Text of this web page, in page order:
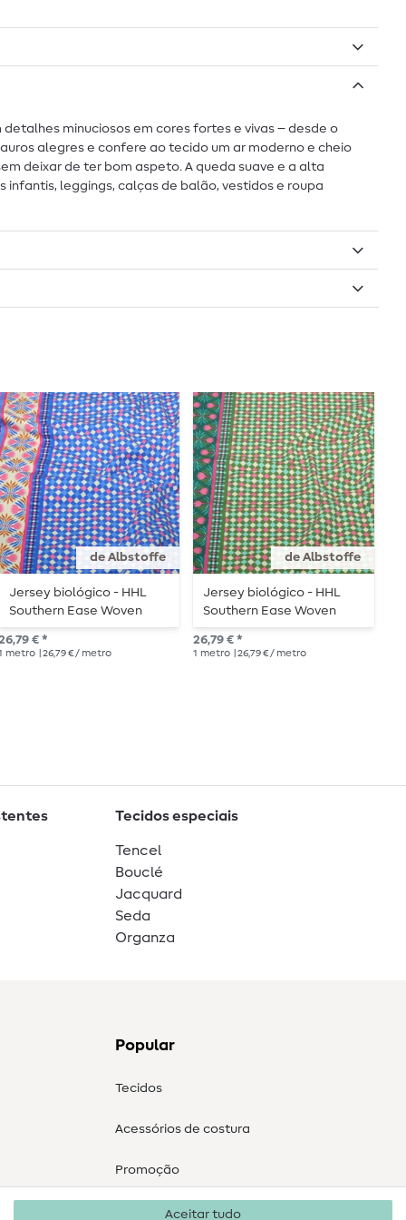
minuciosos em cores fortes e vivas – desde o
alegres e confere ao tecido um ar moderno e cheio
deixar de ter bom aspeto. A queda suave e a alta
leggings, calças de balão, vestidos e roupa
de Albstoffe
Jersey biológico - HHL
Southern Ease Woven
Light Azul-real
€ *
metro | 26,79 € / metro
de Albstoffe
Jersey biológico - HHL
Southern Ease Woven
Verde Claro
26,79 € *
1 metro | 26,79 € / metro
Tecidos especiais
Tencel
Bouclé
Jacquard
Seda
Organza
Popular
Tecidos
Acessórios de costura
Promoção
Aceitar tudo